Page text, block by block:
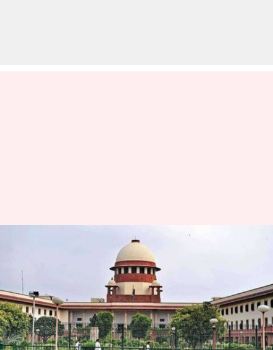
कोरोना वायरस: सुप्रीम कोर्ट भी
लॉकडाउन की तरफ, अगले एक हफ्ते
मात्र एक बेंच करेगी सुनवाई
लेखन मुकुल तोमर Mar 23, 2020 01:44 pm
क्या है खबर?